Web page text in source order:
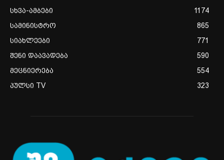
სხვა-ამბები
1174
სამინისტრო
865
სიახლეები
771
შენი დაავადება
590
მეცნიერება
554
პულსი TV
323